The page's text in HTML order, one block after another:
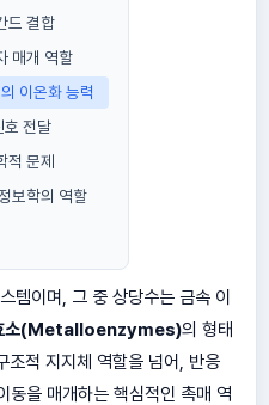
드 결합
매개 역할
이온화 능력
호 전달
적 문제
보학의 역할
템이며, 그 중 상당수는 금속 이
소(Metalloenzymes)의 형태
조적 지지체 역할을 넘어, 반응
동을 매개하는 핵심적인 촉매 역